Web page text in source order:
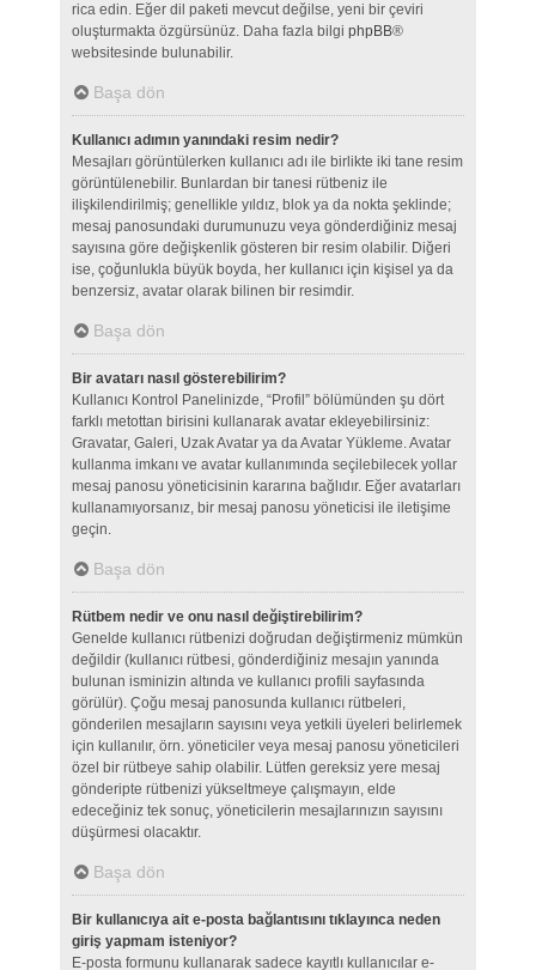
rica edin. Eğer dil paketi mevcut değilse, yeni bir çeviri
oluşturmakta özgürsünüz. Daha fazla bilgi phpBB®
websitesinde bulunabilir.
Başa dön
Kullanıcı adımın yanındaki resim nedir?
Mesajları görüntülerken kullanıcı adı ile birlikte iki tane resim
görüntülenebilir. Bunlardan bir tanesi rütbeniz ile
ilişkilendirilmiş; genellikle yıldız, blok ya da nokta şeklinde;
mesaj panosundaki durumunuzu veya gönderdiğiniz mesaj
sayısına göre değişkenlik gösteren bir resim olabilir. Diğeri
ise, çoğunlukla büyük boyda, her kullanıcı için kişisel ya da
benzersiz, avatar olarak bilinen bir resimdir.
Başa dön
Bir avatarı nasıl gösterebilirim?
Kullanıcı Kontrol Panelinizde, “Profil” bölümünden şu dört
farklı metottan birisini kullanarak avatar ekleyebilirsiniz:
Gravatar, Galeri, Uzak Avatar ya da Avatar Yükleme. Avatar
kullanma imkanı ve avatar kullanımında seçilebilecek yollar
mesaj panosu yöneticisinin kararına bağlıdır. Eğer avatarları
kullanamıyorsanız, bir mesaj panosu yöneticisi ile iletişime
geçin.
Başa dön
Rütbem nedir ve onu nasıl değiştirebilirim?
Genelde kullanıcı rütbenizi doğrudan değiştirmeniz mümkün
değildir (kullanıcı rütbesi, gönderdiğiniz mesajın yanında
bulunan isminizin altında ve kullanıcı profili sayfasında
görülür). Çoğu mesaj panosunda kullanıcı rütbeleri,
gönderilen mesajların sayısını veya yetkili üyeleri belirlemek
için kullanılır, örn. yöneticiler veya mesaj panosu yöneticileri
özel bir rütbeye sahip olabilir. Lütfen gereksiz yere mesaj
gönderipte rütbenizi yükseltmeye çalışmayın, elde
edeceğiniz tek sonuç, yöneticilerin mesajlarınızın sayısını
düşürmesi olacaktır.
Başa dön
Bir kullanıcıya ait e-posta bağlantısını tıklayınca neden
giriş yapmam isteniyor?
E-posta formunu kullanarak sadece kayıtlı kullanıcılar e-